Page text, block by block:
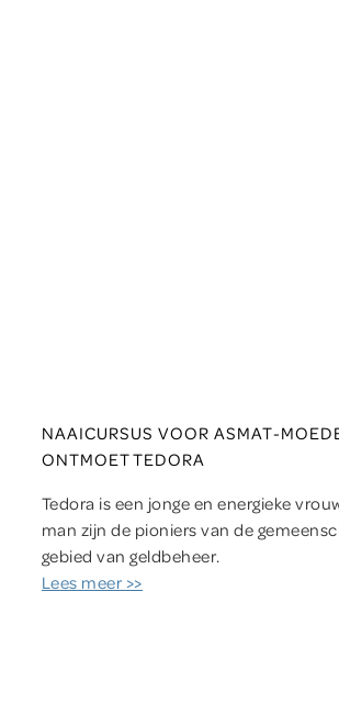
NAAICURSUS VOOR ASMAT-
ONTMOET TEDORA
Tedora is een jonge en energieke
man zijn de pioniers van de
gebied van geldbeheer.
Lees meer >>